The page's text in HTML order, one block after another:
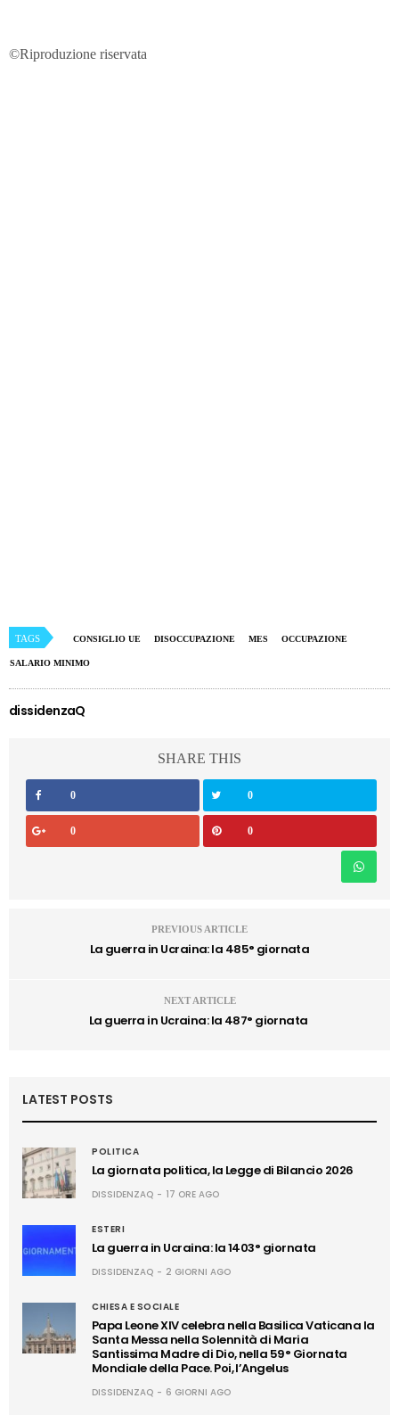
©Riproduzione riservata
TAGS CONSIGLIO UE DISOCCUPAZIONE MES OCCUPAZIONE
SALARIO MINIMO
dissidenzaQ
SHARE THIS
0 0
0 0
PREVIOUS ARTICLE
La guerra in Ucraina: la 485° giornata
NEXT ARTICLE
La guerra in Ucraina: la 487° giornata
LATEST POSTS
POLITICA
La giornata politica, la Legge di Bilancio 2026
DISSIDENZAQ 17 ORE AGO
ESTERI
La guerra in Ucraina: la 1403° giornata
DISSIDENZAQ 2 GIORNI AGO
CHIESA E SOCIALE
Papa Leone XIV celebra nella Basilica Vaticana la
Santa Messa nella Solennità di Maria
Santissima Madre di Dio, nella 59° Giornata
Mondiale della Pace. Poi, l’Angelus
DISSIDENZAQ 6 GIORNI AGO